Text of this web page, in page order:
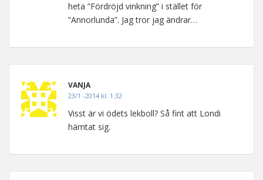
heta ”Fördröjd vinkning” i stället för
”Annorlunda”. Jag tror jag ändrar…
VANJA
23/1 -2014 kl. 1:32
Visst är vi ödets lekboll? Så fint att Londi
hämtat sig.